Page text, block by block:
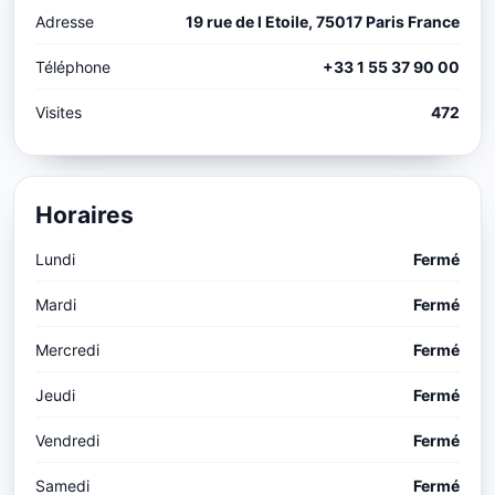
Adresse 19 rue de l Etoile, 75017 Paris France
Téléphone +33 1 55 37 90 00
Visites 472
Horaires
Lundi Fermé
Mardi Fermé
Mercredi Fermé
Jeudi Fermé
Vendredi Fermé
Samedi Fermé